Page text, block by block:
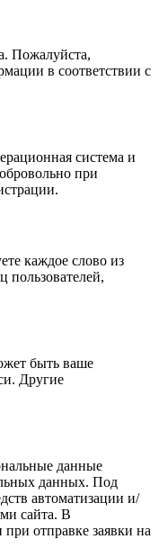
Пожалуйста,
в соответствии с
система и
при
каждое слово из
пользователей,
быть ваше
Другие
данные
данных. Под
автоматизации и/
сайта. В
отправке заявки на